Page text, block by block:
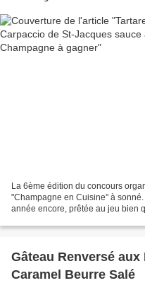
La 6ème édition du concours
"Champagne en Cuisine" à
année encore, prêtée au jeu bien
Gâteau Renversé
Caramel Beurre Salé